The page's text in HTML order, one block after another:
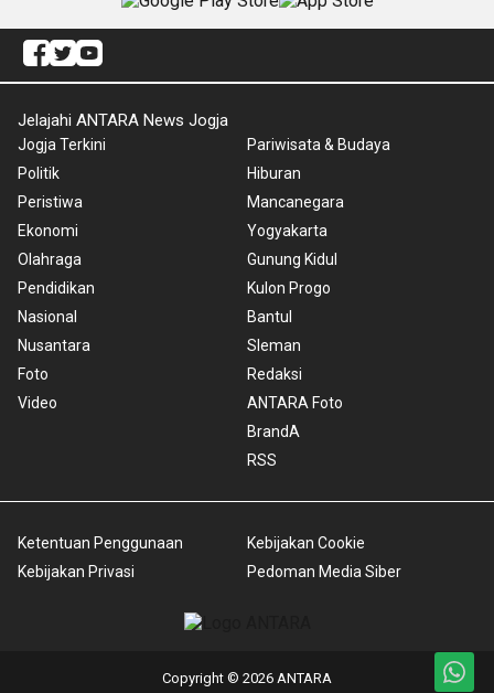
Jelajahi ANTARA News Jogja
Jogja Terkini
Politik
Peristiwa
Ekonomi
Olahraga
Pendidikan
Nasional
Nusantara
Foto
Video
Pariwisata & Budaya
Hiburan
Mancanegara
Yogyakarta
Gunung Kidul
Kulon Progo
Bantul
Sleman
Redaksi
ANTARA Foto
BrandA
RSS
Ketentuan Penggunaan
Kebijakan Privasi
Kebijakan Cookie
Pedoman Media Siber
Copyright © 2026 ANTARA